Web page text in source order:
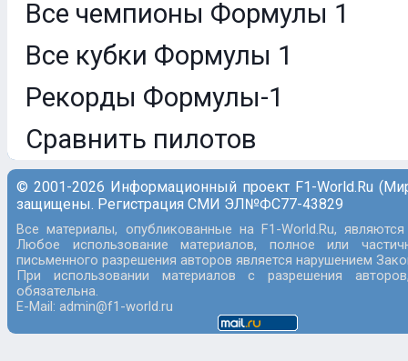
Все чемпионы Формулы 1
Все кубки Формулы 1
Рекорды Формулы-1
Сравнить пилотов
© 2001-2026 Информационный проект F1-World.Ru
защищены. Регистрация СМИ ЭЛ№ФС77-43829
Все материалы, опубликованные на F1-World.Ru,
Любое использование материалов, полное или
письменного разрешения авторов является нарушением
При использовании материалов с разрешения
обязательна.
E-Mail: admin@f1-world.ru